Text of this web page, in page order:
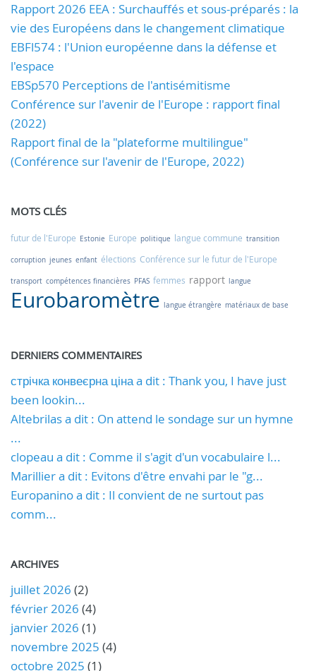
Rapport 2026 EEA : Surchauffés et sous-préparés : la
vie des Européens dans le changement climatique
EBFl574 : l'Union européenne dans la défense et
l'espace
EBSp570 Perceptions de l'antisémitisme
Conférence sur l'avenir de l'Europe : rapport final
(2022)
Rapport final de la "plateforme multilingue"
(Conférence sur l'avenir de l'Europe, 2022)
MOTS CLÉS
futur de l'Europe Estonie Europe politique langue commune transition
corruption jeunes enfant élections Conférence sur le futur de l'Europe
transport compétences financières PFAS femmes rapport langue
Eurobaromètre langue étrangère matériaux de base
DERNIERS COMMENTAIRES
стрічка конвеєрна ціна a dit : Thank you, I have just
been lookin...
Altebrilas a dit : On attend le sondage sur un hymne
...
clopeau a dit : Comme il s'agit d'un vocabulaire l...
Marillier a dit : Evitons d'être envahi par le "g...
Europanino a dit : Il convient de ne surtout pas
comm...
ARCHIVES
juillet 2026 (2)
février 2026 (4)
janvier 2026 (1)
novembre 2025 (4)
octobre 2025 (1)